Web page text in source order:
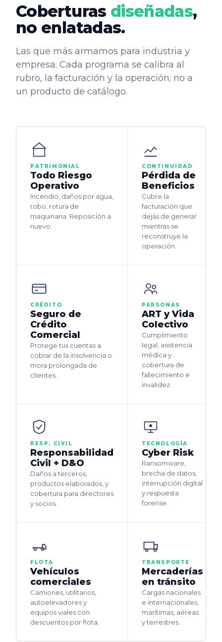
Coberturas diseñadas,
no enlatadas.
Las que más armamos para industria y
empresa. Cada programa se calibra al
rubro, la facturación y la operación; no a
un producto de catálogo.
PATRIMONIAL
Todo Riesgo
Operativo
Incendio, daños por agua,
robo, rotura de
maquinaria. Reposición a
nuevo.
CONTINUIDAD
Pérdida de
Beneficios
Cubre la
facturación que
dejás de generar
mientras se
reconstruye la
operación.
CRÉDITO
Seguro de
Crédito
Comercial
Protege tus cuentas a
cobrar de la insolvencia o
mora prolongada de
clientes.
PERSONAS
ART y Vida
Colectivo
Cumplimiento
legal, asistencia
médica y
cobertura de
fallecimiento e
invalidez.
RESP. CIVIL
Responsabilidad
Civil + D&O
Daños a terceros,
productos elaborados, y
cobertura para directores
y socios.
TECNOLOGÍA
Cyber Risk
Ransomware,
brecha de datos,
interrupción digital
y respuesta
forense.
FLOTA
Vehículos
comerciales
Camiones, utilitarios,
autoelevadores y
equipos viales con
descuentos por flota.
TRANSPORTE
Mercaderías
en tránsito
Cargas nacionales
e internacionales,
marítimas, aéreas
y terrestres.